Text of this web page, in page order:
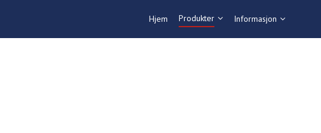
Hjem Produkter Informasjon